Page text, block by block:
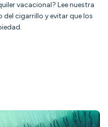
vacacional? Lee nuestra
cigarrillo y evitar que los